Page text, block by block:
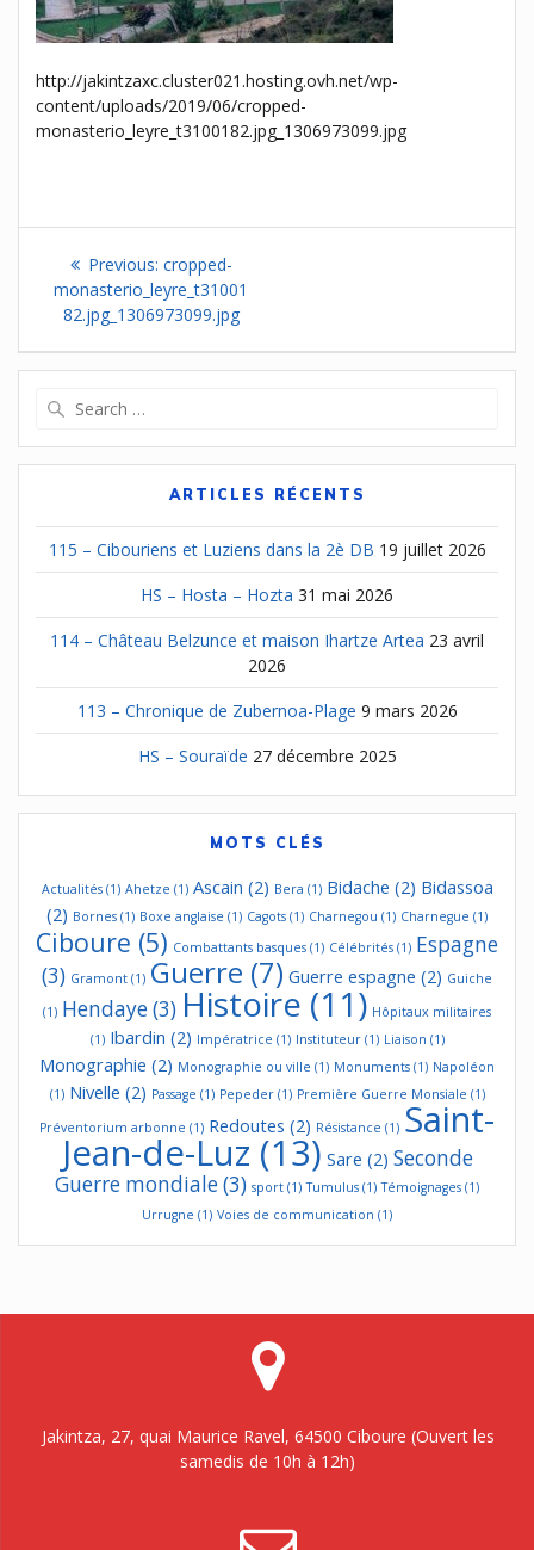
http://jakintzaxc.cluster021.hosting.ovh.net/wp-
content/uploads/2019/06/cropped-
monasterio_leyre_t3100182.jpg_1306973099.jpg
Navigation
de
l’article
Previous: Previous
post:
cropped-
monasterio_leyre_t31001
82.jpg_1306973099.jpg
ARTICLES RÉCENTS
115 – Cibouriens et Luziens dans la 2è DB 19 juillet 2026
HS – Hosta – Hozta 31 mai 2026
114 – Château Belzunce et maison Ihartze Artea 23 avril
2026
113 – Chronique de Zubernoa-Plage 9 mars 2026
HS – Souraïde 27 décembre 2025
MOTS CLÉS
Actualités(1) Ahetze (1) Ascain (2) Bera (1) Bidache (2) Bidassoa
(2) Bornes (1) Boxe anglaise (1) Cagots (1) Charnegou (1) Charnegue (1)
Ciboure (5) Combattants basques (1) Célébrités (1) Espagne
(3) Gramont (1) Guerre (7) Guerre espagne (2) Guiche
(1) Hendaye(3) Histoire (11) Hôpitaux militaires
(1) Ibardin (2) Impératrice (1) Instituteur(1) Liaison (1)
Monographie (2) Monographie ou ville (1) Monuments (1) Napoléon
(1) Nivelle (2) Passage (1) Pepeder(1) Première Guerre Monsiale (1)
Préventorium arbonne (1) Redoutes (2) Résistance (1) Saint-
Jean-de-Luz (13) Sare (2) Seconde
Guerre mondiale(3) sport (1) Tumulus (1) Témoignages (1)
Urrugne (1) Voies de communication (1)
Jakintza, 27, quai Maurice Ravel, 64500 Ciboure (Ouvert les
samedis de 10h à 12h)